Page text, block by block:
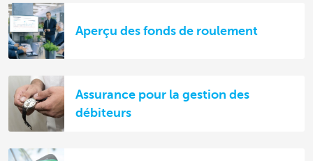
Aperçu des fonds de roulement
Assurance pour la gestion des
débiteurs